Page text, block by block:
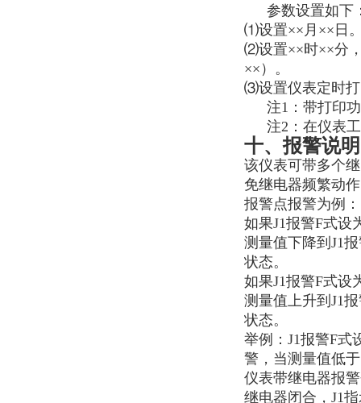
参数设置如下
⑴设置×× 月 ××日
⑵设置××时××分
××）。
⑶设置仪表定时
注1：带打印
注2：在仪表
十、报警说明
该仪表可带多个
免继电器频繁动
报警点报警为例：
如果J1报警F式设
测量值下降到 J1
状态。
如果J1报警F式设
测量值上升到 J1
状态。
举例： J1报警F式
警，当测量值低于
仪表带继电器报
继电器闭合， J1